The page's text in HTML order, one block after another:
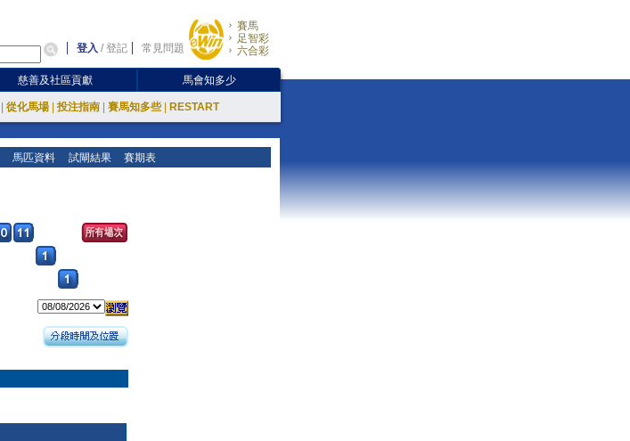
登入 /登記 常見問題
賽馬
足智彩
六合彩
慈善及社區貢獻 馬會知多少
從化馬場 投注指南 賽馬知多些 RESTART
馬匹資料 試閘結果 賽期表